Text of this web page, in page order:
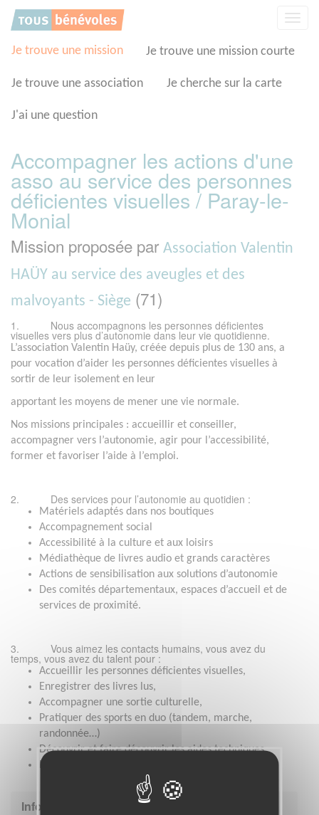
Je trouve une mission Je trouve une mission courte
Je trouve une association Je cherche sur la carte
J'ai une question
Accompagner les actions d'une
asso au service des personnes
déficientes visuelles / Paray-le-
Monial
Mission proposée par Association Valentin
HAÜY au service des aveugles et des
malvoyants - Siège (71)
1. Nous accompagnons les personnes déficientes
visuelles vers plus d’autonomie dans leur vie quotidienne.
L’association Valentin Haüy, créée depuis plus de 130 ans, a
pour vocation d’aider les personnes déficientes visuelles à
sortir de leur isolement en leur
apportant les moyens de mener une vie normale.
Nos missions principales : accueillir et conseiller,
accompagner vers l’autonomie, agir pour l’accessibilité,
former et favoriser l’aide à l’emploi.
2. Des services pour l’autonomie au quotidien :
Matériels adaptés dans nos boutiques
Accompagnement social
Accessibilité à la culture et aux loisirs
Médiathèque de livres audio et grands caractères
Actions de sensibilisation aux solutions d’autonomie
Des comités départementaux, espaces d’accueil et de
services de proximité.
3. Vous aimez les contacts humains, vous avez du
temps, vous avez du talent pour :
Accueillir les personnes déficientes visuelles,
Enregistrer des livres lus,
Accompagner une sortie culturelle,
Pratiquer des sports en duo (tandem, marche,
randonnée…)
Découvrir et faire découvrir les aides techniques,
Partager vos connaissances en informatique,
Informations complémentaires
Panneau de gestion des cookies